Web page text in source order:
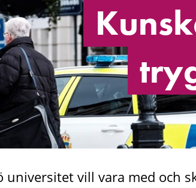
universitet vill vara med och